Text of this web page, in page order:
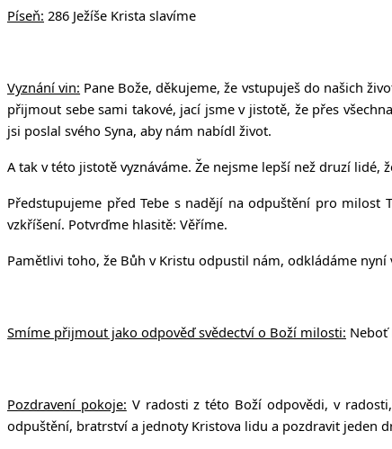
Píseň: 286 Ježíše Krista slavíme
Vyznání vin: Pane Bože, děkujeme, že vstupuješ do našich
přijmout sebe sami takové, jací jsme v jistotě, že přes
jsi poslal svého Syna, aby nám nabídl život.
A tak v této jistotě vyznáváme. Že nejsme lepší než druzí
Předstupujeme před Tebe s nadějí na odpuštění pro milost
vzkříšení. Potvrďme hlasitě: Věříme.
Pamětlivi toho, že Bůh v Kristu odpustil nám, odkládáme
Smíme přijmout jako odpověď svědectví o Boží milosti: Neboť
Pozdravení pokoje: V radosti z této Boží odpovědi, v
odpuštění, bratrství a jednoty Kristova lidu a pozdravit jeden